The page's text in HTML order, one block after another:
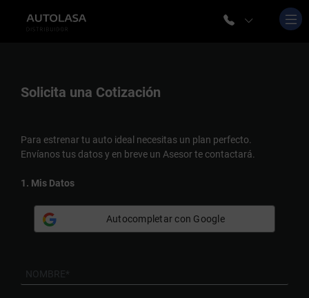
Solicita una Cotización
Para estrenar tu auto ideal necesitas un plan perfecto.
Envíanos tus datos y en breve un Asesor te contactará.
1. Mis Datos
Autocompletar con Google